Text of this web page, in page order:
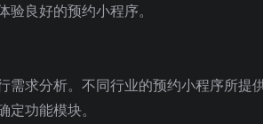
良好的预约小程序。
需求分析。不同行业的预约小程序所提
功能模块。